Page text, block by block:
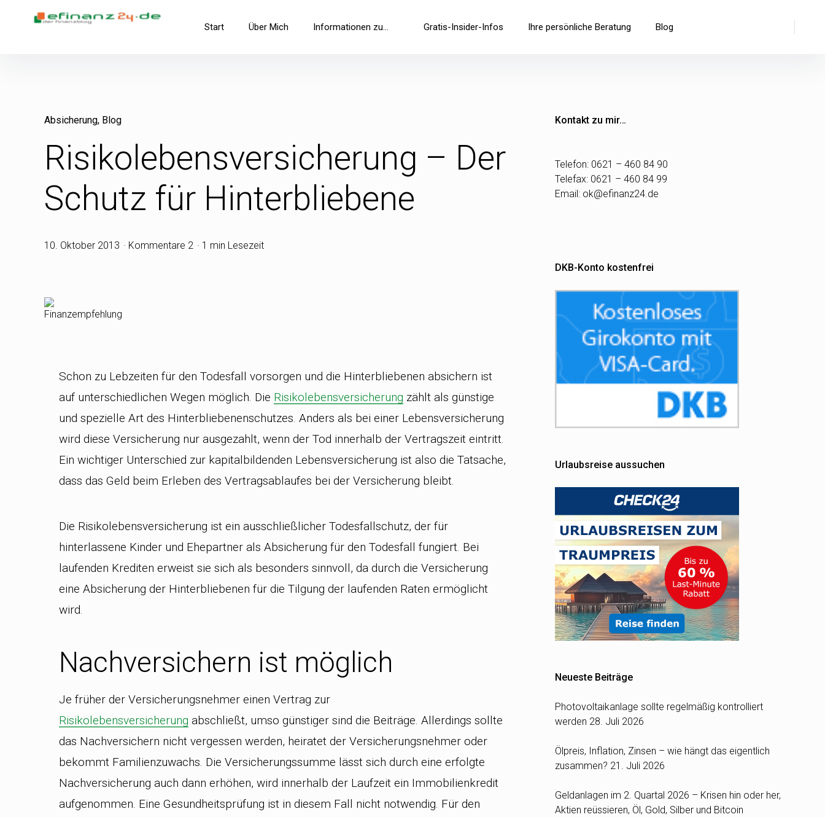
überspringenefinanz24.de
der FinanzBlog Start Über Mich Informationen zu… Gratis-Insider-Infos Ihre persönliche Beratung Blog
Absicherung Blog
Risikolebensversicherung – Der
Schutz für Hinterbliebene
10. Oktober 2013 Kommentare 2 1 min Lesezeit
Schon zu Lebzeiten für den Todesfall vorsorgen und die Hinterbliebenen absichern ist
auf unterschiedlichen Wegen möglich. Die Risikolebensversicherung zählt als günstige
und spezielle Art des Hinterbliebenenschutzes. Anders als bei einer Lebensversicherung
wird diese Versicherung nur ausgezahlt, wenn der Tod innerhalb der Vertragszeit eintritt.
Ein wichtiger Unterschied zur kapitalbildenden Lebensversicherung ist also die Tatsache,
dass das Geld beim Erleben des Vertragsablaufes bei der Versicherung bleibt.
Die Risikolebensversicherung ist ein ausschließlicher Todesfallschutz, der für
hinterlassene Kinder und Ehepartner als Absicherung für den Todesfall fungiert. Bei
laufenden Krediten erweist sie sich als besonders sinnvoll, da durch die Versicherung
eine Absicherung der Hinterbliebenen für die Tilgung der laufenden Raten ermöglicht
wird.
Nachversichern ist möglich
Je früher der Versicherungsnehmer einen Vertrag zur
Risikolebensversicherung abschließt, umso günstiger sind die Beiträge. Allerdings sollte
das Nachversichern nicht vergessen werden, heiratet der Versicherungsnehmer oder
bekommt Familienzuwachs. Die Versicherungssumme lässt sich durch eine erfolgte
Nachversicherung auch dann erhöhen, wird innerhalb der Laufzeit ein Immobilienkredit
aufgenommen. Eine Gesundheitsprüfung ist in diesem Fall nicht notwendig. Für den
Kontakt zu mir…
Telefon: 0621 – 460 84 90
Telefax: 0621 – 460 84 99
Email: ok@efinanz24.de
DKB-Konto kostenfrei
Urlaubsreise aussuchen
Neueste Beiträge
Photovoltaikanlage sollte regelmäßig kontrolliert
werden 28. Juli 2026
Ölpreis, Inflation, Zinsen – wie hängt das eigentlich
zusammen? 21. Juli 2026
Geldanlagen im 2. Quartal 2026 – Krisen hin oder her,
Aktien reüssieren, Öl, Gold, Silber und Bitcoin